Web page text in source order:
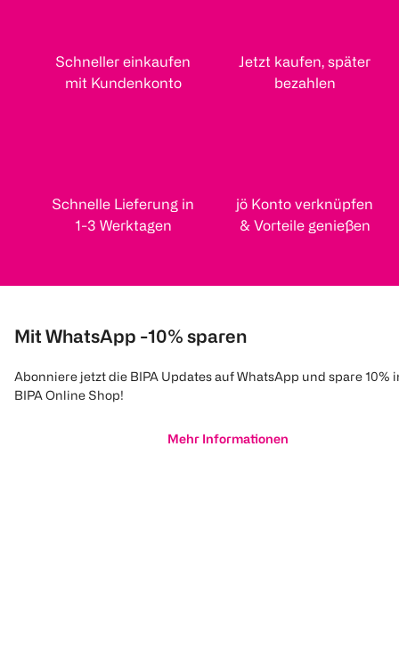
Schneller einkaufen
mit Kundenkonto
Jetzt kaufen, später
bezahlen
Schnelle Lieferung in
1-3 Werktagen
jö Konto verknüpfen
& Vorteile genießen
Mit WhatsApp -10% sparen
Abonniere jetzt die BIPA Updates auf WhatsApp und spare 10%
BIPA Online Shop!
Mehr Informationen